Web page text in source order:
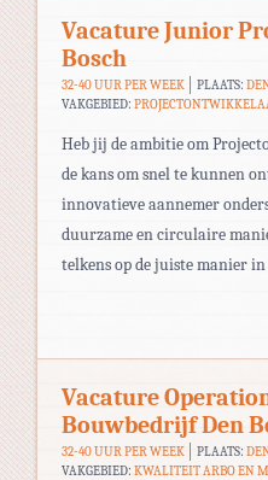
Vacature Junior
Bosch
32-40 UUR PER WEEK PLAATS:
VAKGEBIED:
Heb jij de ambitie om
de kans om snel te kunnen
innovatieve aannemer
duurzame en circulaire
telkens op de juiste manier
Vacature
Bouwbedrijf Den
32-40 UUR PER WEEK PLAATS:
VAKGEBIED: KWALITEIT ARBO EN